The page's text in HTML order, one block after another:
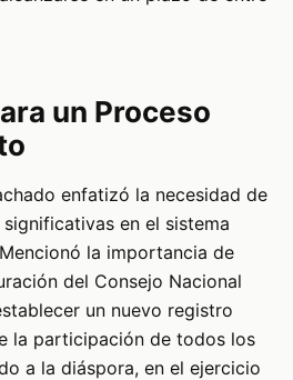
un Proceso
enfatizó la necesidad de
en el sistema
la importancia de
del Consejo Nacional
un nuevo registro
la participación de todos los
a la diáspora, en el ejercicio